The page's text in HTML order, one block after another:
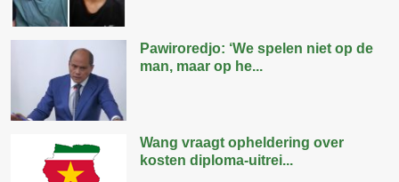
Pawiroredjo: ‘We spelen niet op de
man, maar op he...
Wang vraagt opheldering over
kosten diploma-uitrei...